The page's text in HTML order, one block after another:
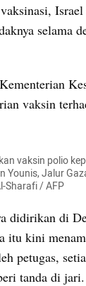
selama
vaksin
vaksin polio
Younis, Jalur
Sharafi / AFP
didirikan di
itu kini
petugas,
tanda di jari.